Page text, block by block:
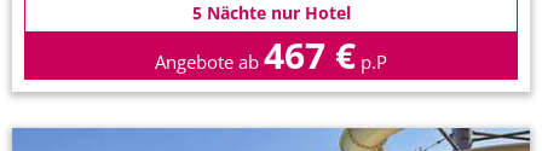
5 Nächte nur Hotel
Angebote ab 467 € p.P